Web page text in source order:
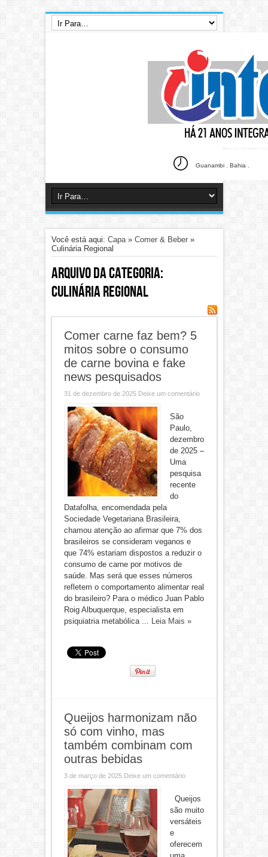
Guanambi . Bahia .
Você está aqui: Capa» Comer & Beber»
Culinária Regional
Arquivo da categoria:
Culinária Regional
Comer carne faz bem? 5
mitos sobre o consumo
de carne bovina e fake
news pesquisados
31 de dezembro de 2025 Deixe um comentário
São
Paulo,
dezembro
de 2025 –
Uma
pesquisa
recente
do
Datafolha, encomendada pela
Sociedade Vegetariana Brasileira,
chamou atenção ao afirmar que 7% dos
brasileiros se consideram veganos e
que 74% estariam dispostos a reduzir o
consumo de carne por motivos de
saúde. Mas será que esses números
refletem o comportamento alimentar real
do brasileiro? Para o médico Juan Pablo
Roig Albuquerque, especialista em
psiquiatria metabólica ... Leia Mais »
Queijos harmonizam não
só com vinho, mas
também combinam com
outras bebidas
3 de março de 2025 Deixe um comentário
Queijos
são muito
versáteis
e
oferecem